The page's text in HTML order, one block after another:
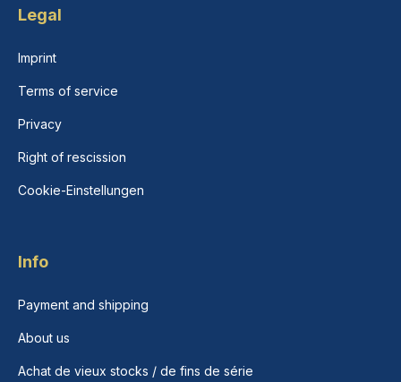
Legal
Imprint
Terms of service
Privacy
Right of rescission
Cookie-Einstellungen
Info
Payment and shipping
About us
Achat de vieux stocks / de fins de série